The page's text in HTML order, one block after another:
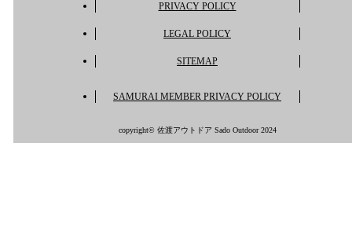
PRIVACY POLICY
LEGAL POLICY
SITEMAP
SAMURAI MEMBER PRIVACY POLICY
copyright© 佐渡アウトドア Sado Outdoor 2024